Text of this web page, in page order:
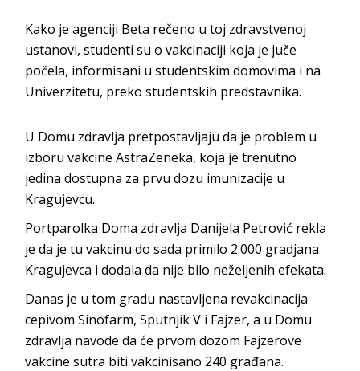
Kako je agenciji Beta rečeno u toj zdravstvenoj
ustanovi, studenti su o vakcinaciji koja je juče
počela, informisani u studentskim domovima i na
Univerzitetu, preko studentskih predstavnika.
U Domu zdravlja pretpostavljaju da je problem u
izboru vakcine AstraZeneka, koja je trenutno
jedina dostupna za prvu dozu imunizacije u
Kragujevcu.
Portparolka Doma zdravlja Danijela Petrović rekla
je da je tu vakcinu do sada primilo 2.000 gradjana
Kragujevca i dodala da nije bilo neželjenih efekata.
Danas je u tom gradu nastavljena revakcinacija
cepivom Sinofarm, Sputnjik V i Fajzer, a u Domu
zdravlja navode da će prvom dozom Fajzerove
vakcine sutra biti vakcinisano 240 građana.